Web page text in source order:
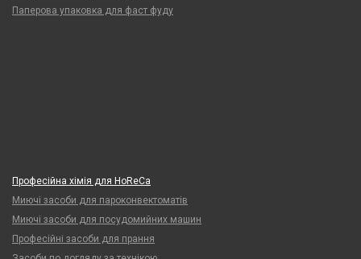
Паперова упаковка для фаст фуду
Професійна хімія для HoReCa
Миючі засоби для пароконвектоматів
Миючі засоби для посудомийних машин
Професійні засоби для прання